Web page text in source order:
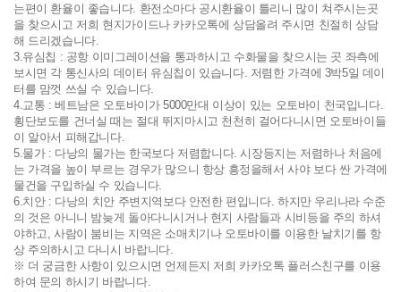
는편이 환율이 좋습니다. 환전소마다 공시환율이 틀리니 많이 쳐주시는곳
을 찾으시고 저희 현지가이드나 카카오톡에 상담올려 주시면 친절히 상담
해 드리겠습니다.
3.유심칩 : 공항 이미그레이션을 통과하시고 수화물을 찾으시는 곳 좌측에
보시면 각 통신사의 데이터 유심칩이 있습니다. 저렴한 가격에 3박5일 데이
터를 맘껏 쓰실 수 있습니다.
4.교통 : 베트남은 오토바이가 5000만대 이상이 있는 오토바이 천국입니다.
횡단보도를 건너실 때는 절대 뛰지마시고 천천히 걸어다니시면 오토바이들
이 알아서 피해갑니다.
5.물가 : 다낭의 물가는 한국보다 저렴합니다. 시장등지는 저렴하나 처음에
는 가격을 높이 부르는 경우가 많으니 항상 흥정을해서 사야 보다 싼 가격에
물건을 구입하실 수 있습니다.
6.치안 : 다낭의 치안 주변지역보다 안전한 편입니다. 하지만 우리나라 수준
의 것은 아니니 밤늦게 돌아다니시거나 현지 사람들과 시비등을 주의 하셔
야하고, 사람이 붐비는 지역은 소매치기나 오토바이를 이용한 날치기를 항
상 주의하시고 다니시 바랍니다.
※ 더 궁금한 사항이 있으시면 언제든지 저희 카카오톡 플러스친구를 이용
하여 문의 하시기 바랍니다.